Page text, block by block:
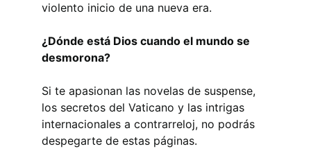
violento inicio de una nueva era.
¿Dónde está Dios cuando el mundo se
desmorona?
Si te apasionan las novelas de suspense,
los secretos del Vaticano y las intrigas
internacionales a contrarreloj, no podrás
despegarte de estas páginas.